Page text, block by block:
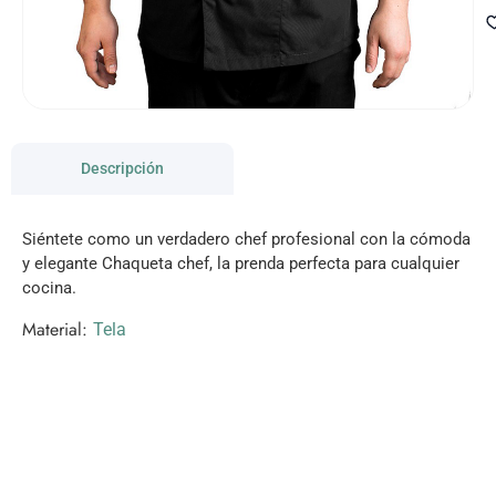
Descripción
Siéntete como un verdadero chef profesional con la cómoda
y elegante Chaqueta chef, la prenda perfecta para cualquier
cocina.
Material: Tela